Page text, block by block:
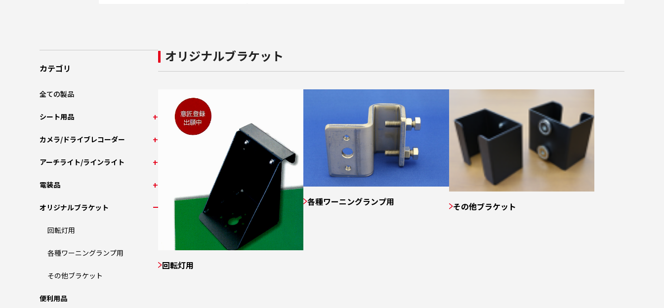
カテゴリ
全ての製品
シート用品
カメラ/ドライブレコーダー
アーチライト/ラインライト
電装品
オリジナルブラケット
回転灯用
各種ワーニングランプ用
その他ブラケット
便利用品
オリジナルブラケット
回転灯用
各種ワーニングランプ用 その他ブラケット